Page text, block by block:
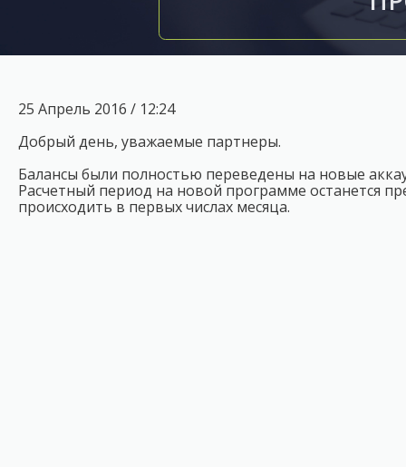
25 Апрель 2016 / 12:24
Добрый день, уважаемые партнеры.
Балансы были полностью переведены на новые
Расчетный период на новой программе останется
происходить в первых числах месяца.